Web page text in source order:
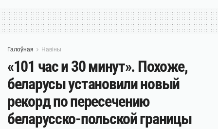
Галоўная Навіны
«101 час и 30 минут». Похоже,
беларусы установили новый
рекорд по пересечению
беларусско-польской границы